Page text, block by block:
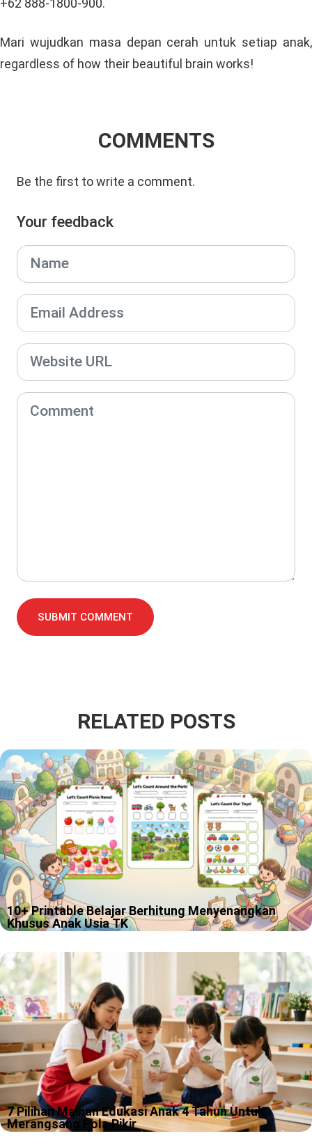
Mari wujudkan masa depan cerah untuk setiap anak,
regardless of how their beautiful brain works!
COMMENTS
Be the first to write a comment.
Your feedback
SUBMIT COMMENT
RELATED POSTS
10+ Printable Belajar Berhitung Menyenangkan
Khusus Anak Usia TK
yang melihat angka 8 lalu menatapnya seperti sedang
memikirkan misteri hidup. Kami paham sekali, proses belajar
berhitung tk memang…
7 Pilihan Mainan Edukasi Anak 4 Tahun Untuk
Merangsang Pola Pikir